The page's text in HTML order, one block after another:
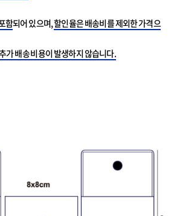
함되어 있으며,할인율은 배송비를 제외한 가격으
가 배송 비용이 발생하지 않습니다.